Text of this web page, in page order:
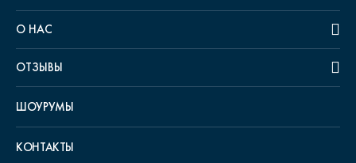
О НАС
ОТЗЫВЫ
ШОУРУМЫ
КОНТАКТЫ